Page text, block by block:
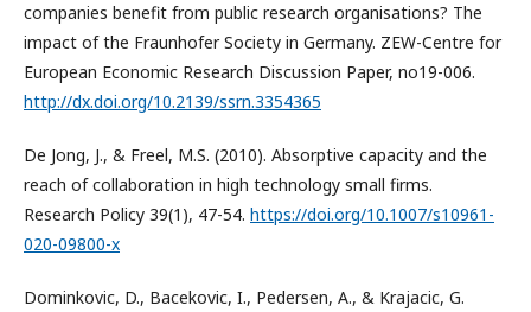
companies benefit from public research organisations? The
impact of the Fraunhofer Society in Germany. ZEW-Centre for
European Economic Research Discussion Paper, no19-006.
http://dx.doi.org/10.2139/ssrn.3354365
De Jong, J., & Freel, M.S. (2010). Absorptive capacity and the
reach of collaboration in high technology small firms.
Research Policy 39(1), 47-54. https://doi.org/10.1007/s10961-
020-09800-x
Dominkovic, D., Bacekovic, I., Pedersen, A., & Krajacic, G.